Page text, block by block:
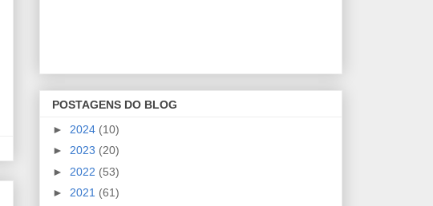
POSTAGENS DO BLOG
► 2024 (10)
► 2023 (20)
► 2022 (53)
► 2021 (61)